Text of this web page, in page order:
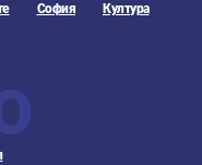
София Култура